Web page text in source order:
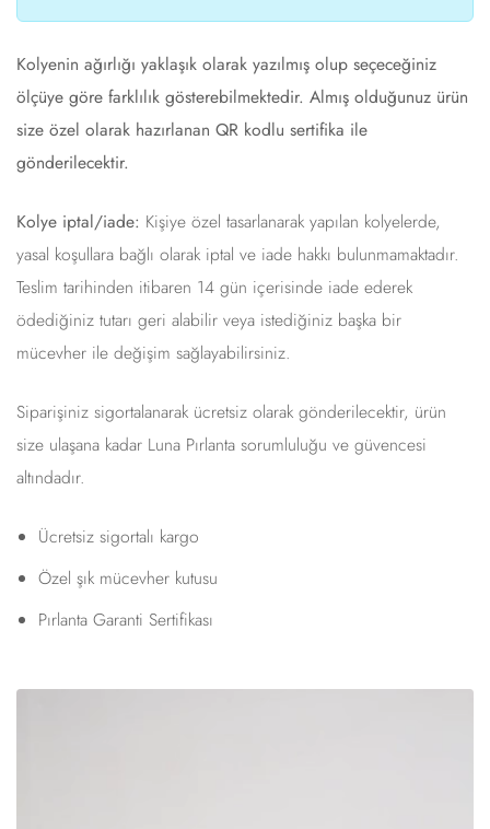
Kolyenin ağırlığı yaklaşık olarak yazılmış olup seçeceğiniz
ölçüye göre farklılık gösterebilmektedir. Almış olduğunuz ürün
size özel olarak hazırlanan QR kodlu sertifika ile
gönderilecektir.
Kolye iptal/iade: Kişiye özel tasarlanarak yapılan kolyelerde,
yasal koşullara bağlı olarak iptal ve iade hakkı bulunmamaktadır.
Teslim tarihinden itibaren 14 gün içerisinde iade ederek
ödediğiniz tutarı geri alabilir veya istediğiniz başka bir
mücevher ile değişim sağlayabilirsiniz.
Siparişiniz sigortalanarak ücretsiz olarak gönderilecektir, ürün
size ulaşana kadar Luna Pırlanta sorumluluğu ve güvencesi
altındadır.
Ücretsiz sigortalı kargo
Özel şık mücevher kutusu
Pırlanta Garanti Sertifikası